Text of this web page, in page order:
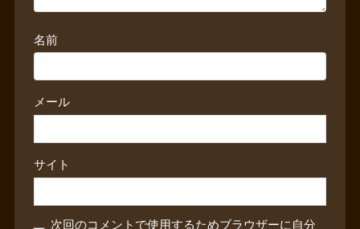
名前
メール
サイト
次回のコメントで使用するためブラウザーに自分